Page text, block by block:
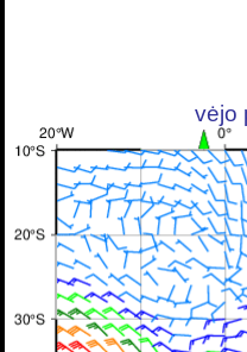
vėjo